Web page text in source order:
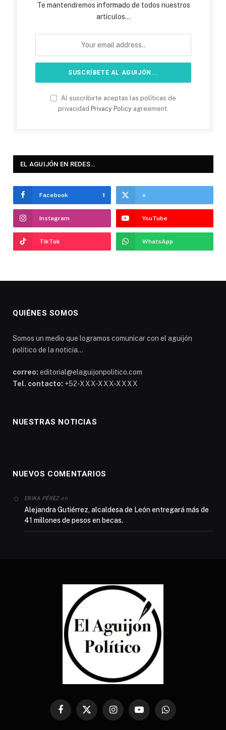
Te mantendremos informado de todos nuestros
artículos...
Al suscribirte aceptas las políticas de
privacidad Privacy Policy agreement.
EL AGUIJÓN EN REDES…
Facebook 1 x
Instagram YouTube
TikTok WhatsApp
QUIÉNES SOMOS
Somos un medio que logramos comunicar con el aguijón
político de la noticia...
correo: editorial@elaguijonpolitico.com
Tel. contacto: +52-XXX-XXX-XXXX
NUESTRAS NOTICIAS
NUEVOS COMENTARIOS
ERIKA PÉREZen
Alejandra Gutiérrez, alcaldesa de León entregará más de
41 millones de pesos en becas.
Facebook
X
InstagramYouTubeWhatsApp